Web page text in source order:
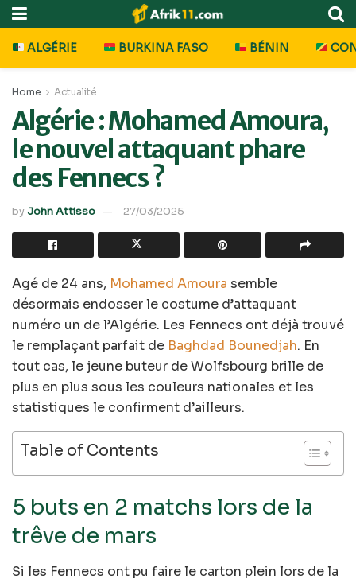
ALGÉRIE BURKINA FASO BÉNIN
Home Actualité
Algérie : Mohamed Amoura,
le nouvel attaquant phare
des Fennecs ?
byJohn Attisso 27/03/2025
Agé de 24 ans, Mohamed Amoura semble
désormais endosser le costume d’attaquant
numéro un de l’Algérie. Les Fennecs ont déjà trouvé
le remplaçant parfait de Baghdad Bounedjah. En
tout cas, le jeune buteur de Wolfsbourg brille de
plus en plus sous les couleurs nationales et les
statistiques le confirment d’ailleurs.
Table of Contents
5 buts en 2 matchs lors de la
trêve de mars
Si les Fennecs ont pu faire le carton plein lors de la